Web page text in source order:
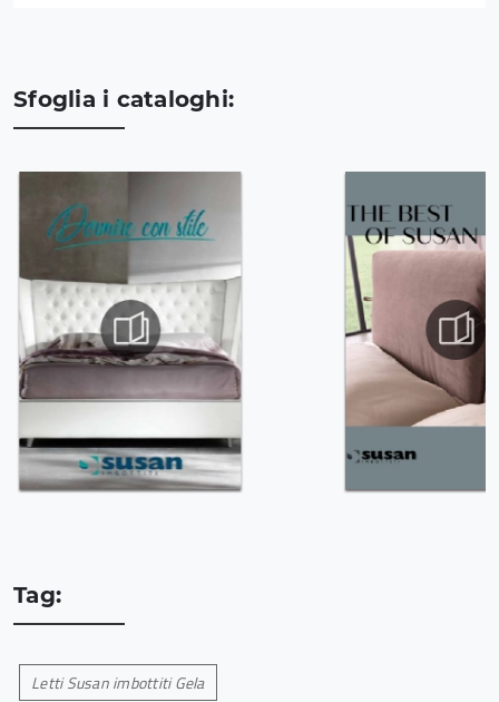
Sfoglia i cataloghi:
Tag:
Letti Susan imbottiti Gela